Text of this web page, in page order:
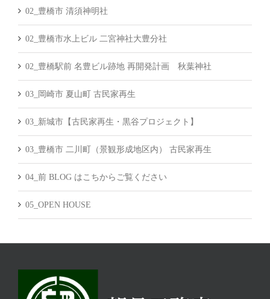
02_豊橋市 清須神明社
02_豊橋市水上ビル 二宮神社大豊分社
02_豊橋駅前 名豊ビル跡地 再開発計画 秋葉神社
03_岡崎市 夏山町 古民家再生
03_新城市【古民家再生・黒谷プロジェクト】
03_豊橋市 二川町（景観形成地区内） 古民家再生
04_前 BLOG はこちからご覧ください
05_OPEN HOUSE